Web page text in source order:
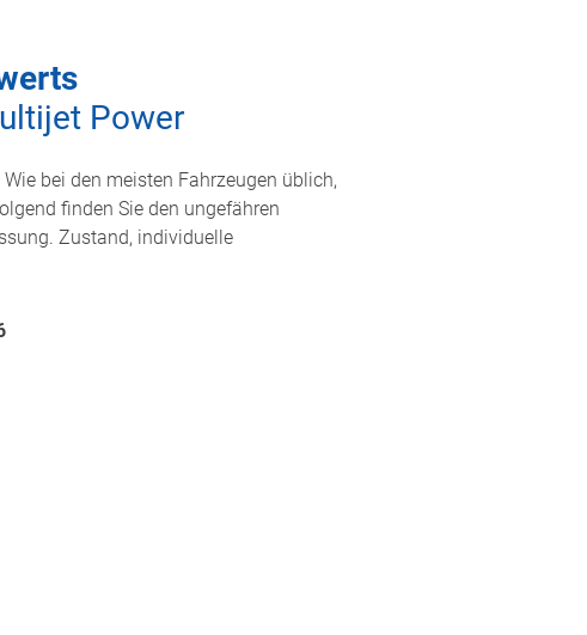
Power
Wie bei den meisten Fahrzeugen üblich,
finden Sie den ungefähren
Zustand, individuelle